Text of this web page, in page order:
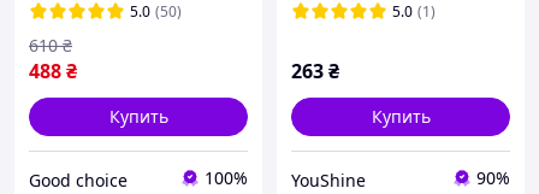
5.0 (50)
488₴
610 ₴
Купить
Good choice 100%
5.0 (1)
263₴
Купить
YouShine 90%